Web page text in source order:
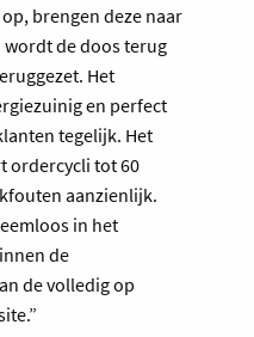
brengen deze naar
de doos terug
Het
en perfect
tegelijk. Het
ordercycli tot 60
aanzienlijk.
in het
de
de volledig op